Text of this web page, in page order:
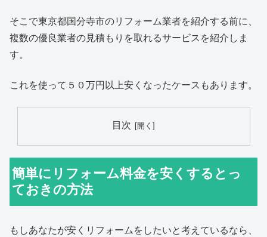
そこで東京都国分寺市のリフォーム業者を紹介する前に、
複数の優良業者の見積もりを取れるサービスを紹介しま
す。
これを使って５０万円以上安くなったケースもあります。
目次
簡単にリフォーム料金を安くするとっ
ておきの方法
もしあなたが安くリフォームをしたいと考えているなら、